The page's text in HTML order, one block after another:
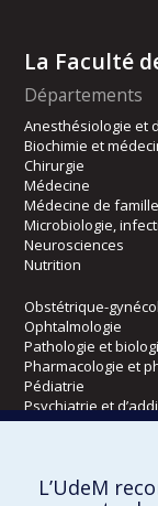
La Faculté
Départements
Anesthésiologie et
Biochimie et
Chirurgie
Médecine
Médecine de
Microbiologie,
Neurosciences
Nutrition
Obstétrique-
Ophtalmologie
Pathologie et
Pharmacologie et
Pédiatrie
Psychiatrie et
Radiologie, radio-
Écoles
L’UdeM